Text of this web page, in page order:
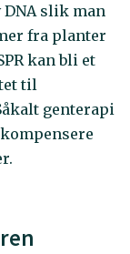
slik man
fra planter
kan bli et
til
genterapi